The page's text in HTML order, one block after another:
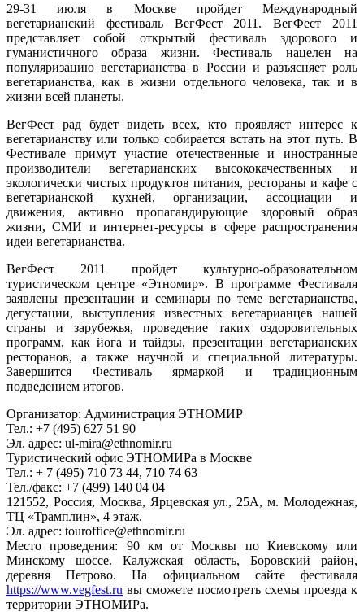
29-31 июля в Москве пройдет Международный
вегетарианский фестиваль ВегФест 2011. ВегФест 2011
представляет собой открытый фестиваль здорового и
гуманистичного образа жизни. Фестиваль нацелен на
популяризацию вегетарианства в России и разъясняет роль
вегетарианства, как в жизни отдельного человека, так и в
жизни всей планеты.
ВегФест рад будет видеть всех, кто проявляет интерес к
вегетарианству или только собирается встать на этот путь. В
Фестивале примут участие отечественные и иностранные
производители вегетарианских высококачественных и
экологически чистых продуктов питания, рестораны и кафе с
вегетарианской кухней, организации, ассоциации и
движения, активно пропагандирующие здоровый образ
жизни, СМИ и интернет-ресурсы в сфере распространения
идеи вегетарианства.
ВегФест 2011 пройдет культурно-образовательном
туристическом центре «Этномир». В программе Фестиваля
заявлены презентации и семинары по теме вегетарианства,
дегустации, выступления известных вегетарианцев нашей
страны и зарубежья, проведение таких оздоровительных
программ, как йога и тайдзы, презентации вегетарианских
ресторанов, а также научной и специальной литературы.
Завершится Фестиваль ярмаркой и традиционным
подведением итогов.
Организатор: Администрация ЭТНОМИР
Тел.: +7 (495) 627 51 90
Эл. адрес: ul-mira@ethnomir.ru
Туристический офис ЭТНОМИРа в Москве
Тел.: + 7 (495) 710 73 44, 710 74 63
Тел./факс: +7 (499) 140 04 04
121552, Россия, Москва, Ярцевская ул., 25А, м. Молодежная,
ТЦ «Трамплин», 4 этаж.
Эл. адрес: touroffice@ethnomir.ru
Место проведения: 90 км от Москвы по Киевскому или
Минскому шоссе. Калужская область, Боровский район,
деревня Петрово. На официальном сайте фестиваля
https://www.vegfest.ru вы сможете посмотреть схемы проезда к
территории ЭТНОМИРа.